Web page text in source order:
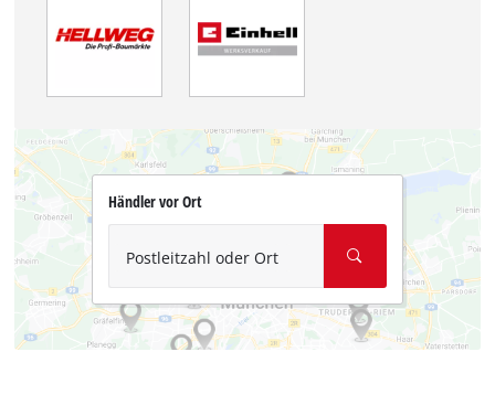
Händler vor Ort
Postleitzahl oder Ort